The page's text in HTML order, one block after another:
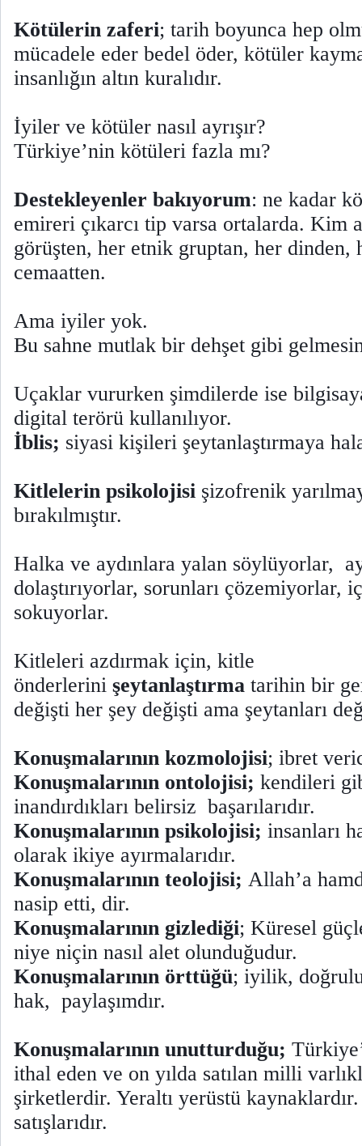
Kötülerin zaferi; tarih boyunca hep
mücadele eder bedel öder, kötüler
insanlığın altın kuralıdır.
İyiler ve kötüler nasıl ayrışır?
Türkiye’nin kötüleri fazla mı?
Destekleyenler bakıyorum: ne kadar
emireri çıkarcı tip varsa ortalarda. Kim
görüşten, her etnik gruptan, her dinden,
cemaatten.
Ama iyiler yok.
Bu sahne mutlak bir dehşet gibi
Uçaklar vururken şimdilerde ise
digital terörü kullanılıyor.
İblis; siyasi kişileri şeytanlaştırmaya
Kitlelerin psikolojisi şizofrenik
bırakılmıştır.
Halka ve aydınlara yalan söylüyorlar,
dolaştırıyorlar, sorunları çözemiyorlar,
sokuyorlar.
Kitleleri azdırmak için, kitle
önderlerini şeytanlaştırma tarihin bir
değişti her şey değişti ama şeytanları
Konuşmalarının kozmolojisi; ibret
Konuşmalarının ontolojisi; kendileri
inandırdıkları belirsiz başarılarıdır.
Konuşmalarının psikolojisi; insanları
olarak ikiye ayırmalarıdır.
Konuşmalarının teolojisi; Allah’a
nasip etti, dir.
Konuşmalarının gizlediği; Küresel
niye niçin nasıl alet olunduğudur.
Konuşmalarının örttüğü; iyilik,
hak, paylaşımdır.
Konuşmalarının unutturduğu;
ithal eden ve on yılda satılan milli
şirketlerdir. Yeraltı yerüstü
satışlarıdır.